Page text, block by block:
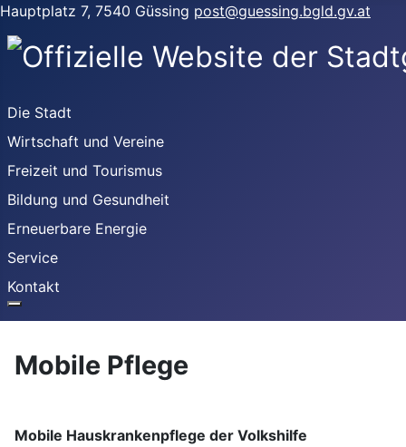
Hauptplatz 7, 7540 Güssing post@guessing.bgld.gv.at
Die Stadt
Wirtschaft und Vereine
Freizeit und Tourismus
Bildung und Gesundheit
Erneuerbare Energie
Service
Kontakt
Mobile Pflege
Mobile Hauskrankenpflege der Volkshilfe